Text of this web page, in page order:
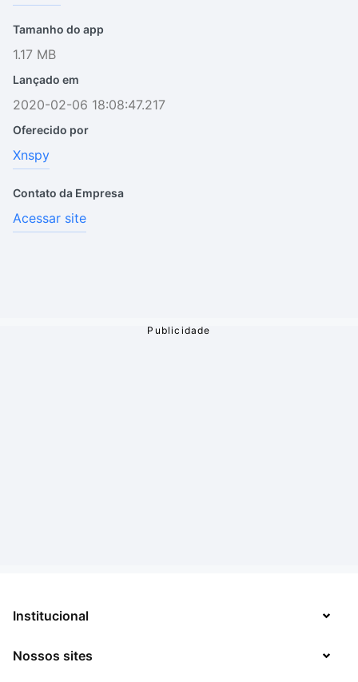
Tamanho do app
1.17 MB
Lançado em
2020-02-06 18:08:47.217
Oferecido por
Xnspy
Contato da Empresa
Acessar site
Institucional
Sobre
Nossos sites